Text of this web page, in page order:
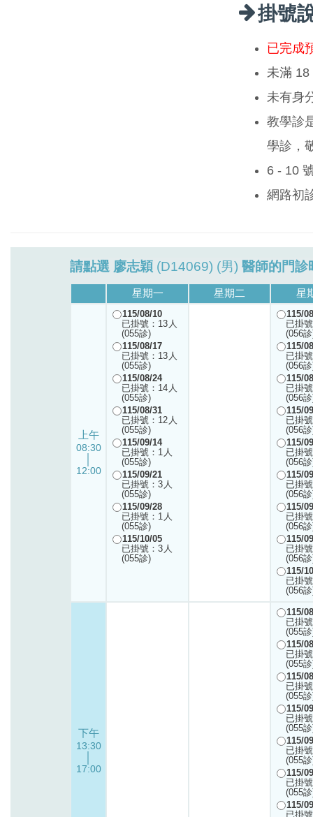
掛號
已完成
未滿 18
未有身
教學診
學診，
6 - 10
網路初